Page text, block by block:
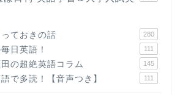
ておきの話 280
日英語！ 111
の超絶英語コラム 145
で多読！【音声つき】 111